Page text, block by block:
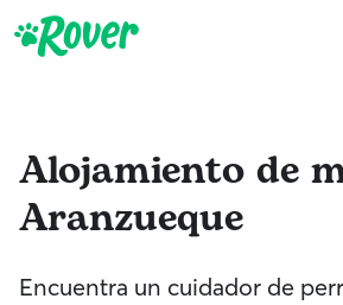
Alojamiento de
Aranzueque
Encuentra un cuidador de